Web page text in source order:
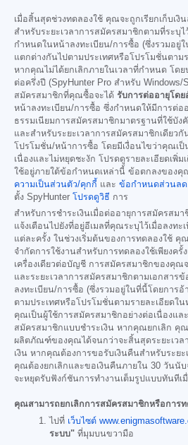
เมื่อสิ้นสุดช่วงทดลองใช้ คุณจะถูกเรียกเก็บเงิ
สำหรับระยะเวลาการสมัครสมาชิกตามที่ระบุ
กำหนดในหน้าลงทะเบียน/การซื้อ (ซึ่งรวมอยู่
แตกต่างกันไปตามประเทศหรือโปรโมชั่นตาม
หากคุณไม่ได้ยกเลิกภายในเวลาที่กำหนด โดย
ต่อครึ่งปี (SpyHunter Pro สำหรับ Windows/
สมัครสมาชิกที่คุณซื้อจะได้ รับการต่ออายุโด
หน้าลงทะเบียน/การซื้อ ซึ่งกำหนดให้มีการต่อ
ธรรมเนียมการสมัครสมาชิกมาตรฐานที่ใช้บั
และสำหรับระยะเวลาการสมัครสมาชิกเดียว
โปรโมชั่น/หน้าการซื้อ โดยมีเงื่อนไขว่าคุณเ
เนื่องและไม่หยุดชะงัก โปรดดูรายละเอียดเพิ่
ใช้อยู่ภายใต้ข้อกำหนดเหล่านี้ ข้อตกลงของคุ
ความเป็นส่วนตัว/คุกกี้ และ ข้อกำหนดส่วนลด
ตั้ง SpyHunter โปรดดูวิธี การ
สำหรับการชำระเงินเมื่อต่ออายุการสมัครสม
แจ้งเตือนไปยังที่อยู่อีเมลที่คุณระบุไว้เมื่อลงทะ
แต่ละครั้ง ในช่วงเริ่มต้นของการทดลองใช้ คุ
จำกัดการใช้งานสำหรับการทดลองใช้เพียงครั้
เครื่องเดียวต่อบัญชี การสมัครสมาชิกของคุณ
และระยะเวลาการสมัครสมาชิกตามเอกสาร
ลงทะเบียน/การซื้อ (ซึ่งรวมอยู่ในที่นี้โดยการอ้
ตามประเทศหรือโปรโมชั่นตามรายละเอียดใ
คุณเป็นผู้ใช้การสมัครสมาชิกอย่างต่อเนื่องแล
สมัครสมาชิกแบบชำระเงิน หากคุณยกเลิก คุณ
ผลิตภัณฑ์ของคุณได้จนกว่าจะสิ้นสุดระยะเวล
เงิน หากคุณต้องการขอรับเงินคืนสำหรับระย
คุณต้องยกเลิกและขอเงินคืนภายใน 30 วันนั
จะหยุดรับฟังก์ชันการทำงานเต็มรูปแบบทันทีเ
คุณสามารถยกเลิกการสมัครสมาชิกหรือการท
ไปที่ เว็บไซต์
ระบบ" ที่มุมบนขวามือ